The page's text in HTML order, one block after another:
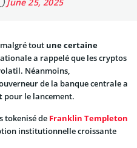
June 25, 2025
tout une certaine
a rappelé que les cryptos
Néanmoins,
de la banque centrale a
pour le lancement.
tokenisé de Franklin Templeton
institutionnelle croissante